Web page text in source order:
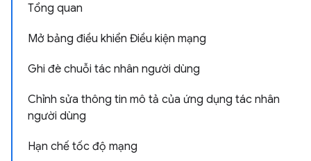
Tổng quan
Mở bảng điều khiển Điều kiện mạng
Ghi đè chuỗi tác nhân người dùng
Chỉnh sửa thông tin mô tả của ứng dụng tác nhân
người dùng
Hạn chế tốc độ mạng